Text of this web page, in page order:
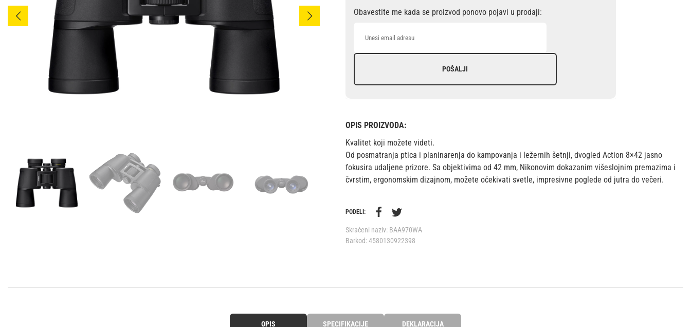
Obavestite me kada se proizvod ponovo pojavi u prodaji:
POŠALJI
OPIS PROIZVODA:
Kvalitet koji možete videti.
Od posmatranja ptica i planinarenja do kampovanja i ležernih šetnji, dvogled Action 8×42 jasno
fokusira udaljene prizore. Sa objektivima od 42 mm, Nikonovim dokazanim višeslojnim premazima i
čvrstim, ergonomskim dizajnom, možete očekivati svetle, impresivne poglede od jutra do večeri.
PODELI:
Skraćeni naziv: BAA970WA
Barkod:4580130922398
OPIS SPECIFIKACIJE DEKLARACIJA